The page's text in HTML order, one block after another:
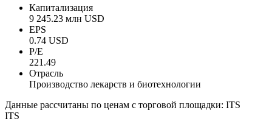
Капитализация
9 245.23 млн USD
EPS
0.74 USD
P/E
221.49
Отрасль
Производство лекарств и биотехнологии
Данные рассчитаны по ценам с торговой площадки: ITS
ITS